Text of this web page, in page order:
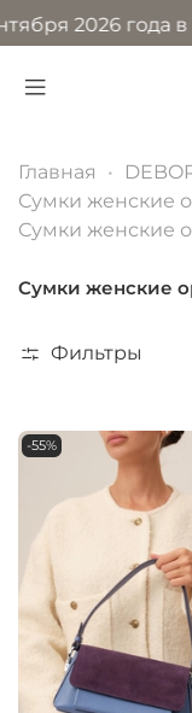
года в МВЦ
Главная
Сумки женские
Сумки женские
Сумки женские
Фильтры
-55%